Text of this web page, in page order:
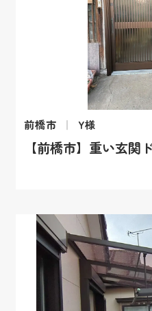
前橋市 Y様